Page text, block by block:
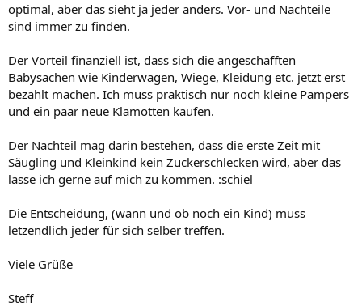
optimal, aber das sieht ja jeder anders. Vor- und Nachteile
sind immer zu finden.
Der Vorteil finanziell ist, dass sich die angeschafften
Babysachen wie Kinderwagen, Wiege, Kleidung etc. jetzt erst
bezahlt machen. Ich muss praktisch nur noch kleine Pampers
und ein paar neue Klamotten kaufen.
Der Nachteil mag darin bestehen, dass die erste Zeit mit
Säugling und Kleinkind kein Zuckerschlecken wird, aber das
lasse ich gerne auf mich zu kommen. :schiel
Die Entscheidung, (wann und ob noch ein Kind) muss
letzendlich jeder für sich selber treffen.
Viele Grüße
Steff